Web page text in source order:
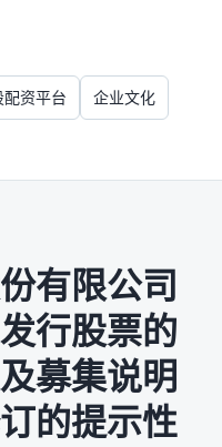
资平台 企业文化
有限公司
行股票的
募集说明
的提示性